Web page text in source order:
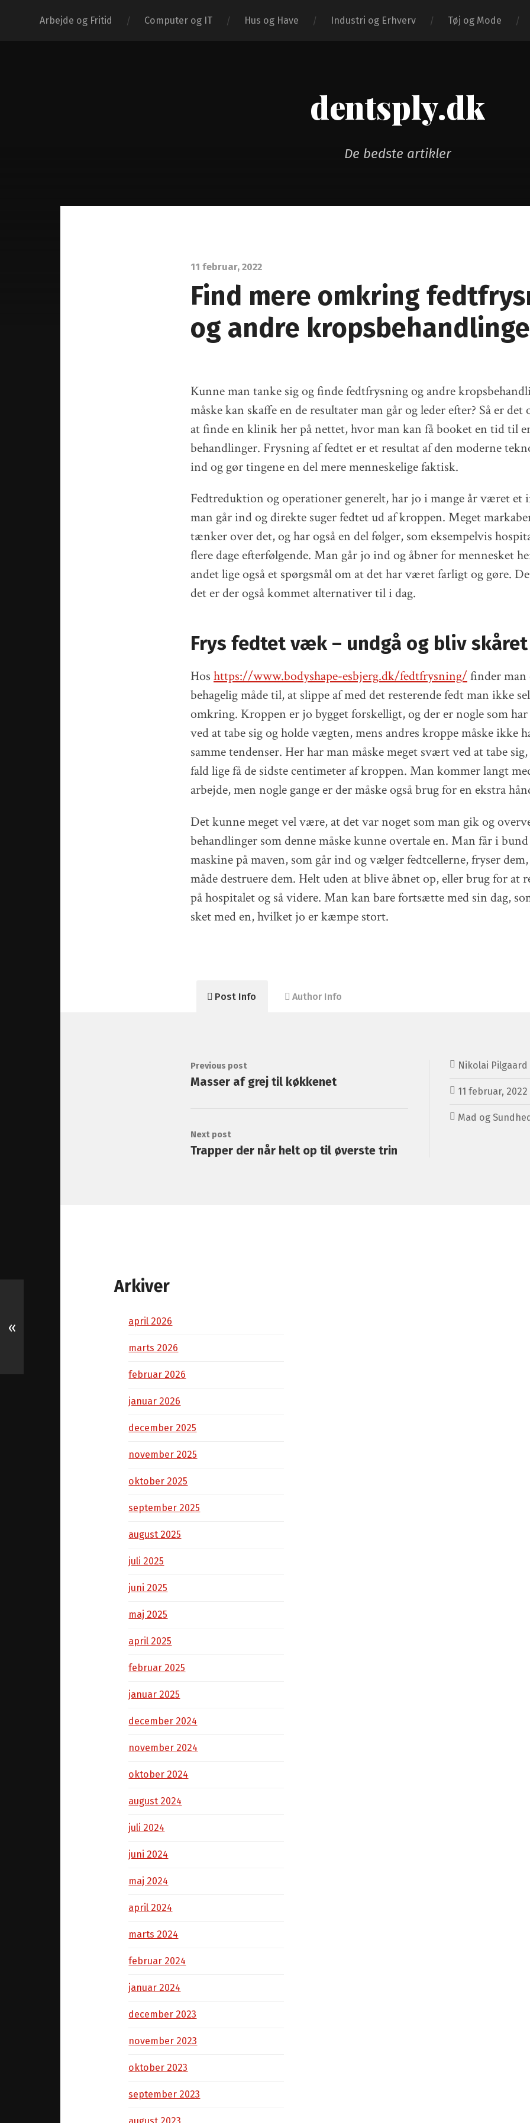
Arbejde og Fritid Computer og IT Hus og Have Industri og Erhverv Tøj og Mode
dentsply.dk
De bedste artikler
11 februar, 2022
Find mere omkring
og andre
Kunne man tanke sig og finde fedtfrysning og andre
måske kan skaffe en de resultater man går og leder efter? Så er det
at finde en klinik her på nettet, hvor man kan få booket en tid til
behandlinger. Frysning af fedtet er et resultat af den moderne
ind og gør tingene en del mere menneskelige faktisk.
Fedtreduktion og operationer generelt, har jo i mange år været et
man går ind og direkte suger fedtet ud af kroppen. Meget
tænker over det, og har også en del følger, som eksempelvis
flere dage efterfølgende. Man går jo ind og åbner for mennesket
andet lige også et spørgsmål om at det har været farligt og gøre.
det er der også kommet alternativer til i dag.
Frys fedtet væk – undgå og bliv
Hos https://www.bodyshape-esbjerg.dk/fedtfrysning/finder man
behagelig måde til, at slippe af med det resterende fedt man ikke
omkring. Kroppen er jo bygget forskelligt, og der er nogle som
ved at tabe sig og holde vægten, mens andres kroppe måske ikke
samme tendenser. Her har man måske meget svært ved at tabe
fald lige få de sidste centimeter af kroppen. Man kommer langt
arbejde, men nogle gange er der måske også brug for en ekstra
Det kunne meget vel være, at det var noget som man gik og
behandlinger som denne måske kunne overtale en. Man får i
maskine på maven, som går ind og vælger fedtcellerne, fryser
måde destruere dem. Helt uden at blive åbnet op, eller brug for at
på hospitalet og så videre. Man kan bare fortsætte med sin dag,
sket med en, hvilket jo er kæmpe stort.
Post Info Author Info
Nikolai Pilgaard
11 februar, 2022
Mad og
Previous post
Masser af grej til køkkenet
Next post
Trapper der når helt op til øverste trin
«
Arkiver
april 2026
marts 2026
februar 2026
januar 2026
december 2025
november 2025
oktober 2025
september 2025
august 2025
juli 2025
juni 2025
maj 2025
april 2025
februar 2025
januar 2025
december 2024
november 2024
oktober 2024
august 2024
juli 2024
juni 2024
maj 2024
april 2024
marts 2024
februar 2024
januar 2024
december 2023
november 2023
oktober 2023
september 2023